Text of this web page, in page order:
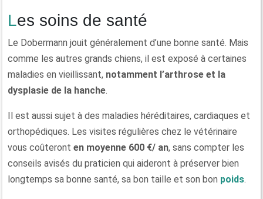
Les soins de santé
Le Dobermann jouit généralement d’une bonne santé. Mais
comme les autres grands chiens, il est exposé à certaines
maladies en vieillissant, notamment l’arthrose et la
dysplasie de la hanche.
Il est aussi sujet à des maladies héréditaires, cardiaques et
orthopédiques. Les visites régulières chez le vétérinaire
vous coûteront en moyenne 600 €/ an, sans compter les
conseils avisés du praticien qui aideront à préserver bien
longtemps sa bonne santé, sa bon taille et son bon poids.